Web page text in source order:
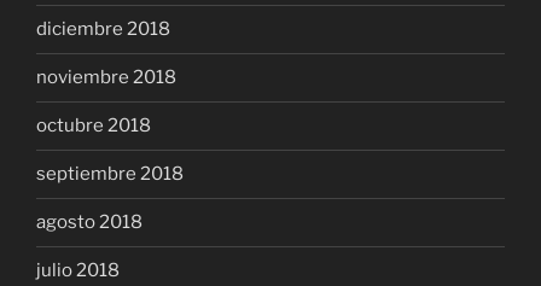
diciembre 2018
noviembre 2018
octubre 2018
septiembre 2018
agosto 2018
julio 2018